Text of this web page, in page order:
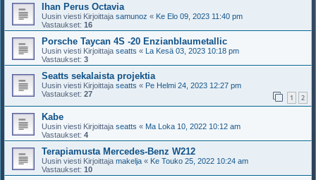
Ihan Perus Octavia
Uusin viesti Kirjoittaja samunoz « Ke Elo 09, 2023 11:40 pm
Vastaukset: 16
Porsche Taycan 4S -20 Enzianblaumetallic
Uusin viesti Kirjoittaja seatts « La Kesä 03, 2023 10:18 pm
Vastaukset: 3
Seatts sekalaista projektia
Uusin viesti Kirjoittaja seatts « Pe Helmi 24, 2023 12:27 pm
Vastaukset: 27 1 2
Kabe
Uusin viesti Kirjoittaja seatts « Ma Loka 10, 2022 10:12 am
Vastaukset: 4
Terapiamusta Mercedes-Benz W212
Uusin viesti Kirjoittaja makelja « Ke Touko 25, 2022 10:24 am
Vastaukset: 10